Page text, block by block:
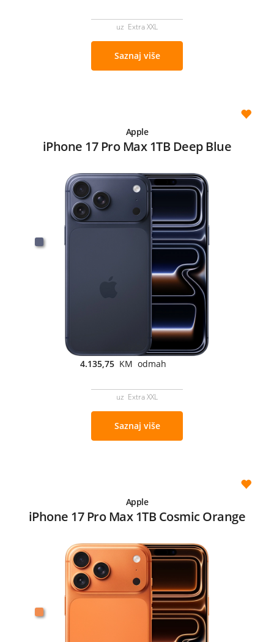
uz Extra XXL
Saznaj više
Apple
iPhone 17 Pro Max 1TB Deep Blue
4.135,75 KM odmah
uz Extra XXL
Saznaj više
Apple
iPhone 17 Pro Max 1TB Cosmic Orange